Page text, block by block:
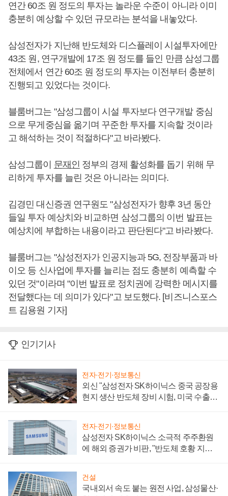
연간 60조 원 정도의 투자는 놀라운 수준이 아니라 이미
충분히 예상할 수 있던 규모라는 분석을 내놓았다.
삼성전자가 지난해 반도체와 디스플레이 시설투자에만
43조 원, 연구개발에 17조 원 정도를 들인 만큼 삼성그룹
전체에서 연간 60조 원 정도의 투자는 이전부터 충분히
진행되고 있었다는 것이다.
블룸버그는 "삼성그룹이 시설 투자보다 연구개발 중심
으로 무게중심을 옮기며 꾸준한 투자를 지속할 것이라
고 해석하는 것이 적절하다"고 바라봤다.
삼성그룹이 문재인 정부의 경제 활성화를 돕기 위해 무
리하게 투자를 늘린 것은 아니라는 의미다.
김경민 대신증권 연구원도 "삼성전자가 향후 3년 동안
들일 투자 예상치와 비교하면 삼성그룹의 이번 발표는
예상치에 부합하는 내용이라고 판단된다"고 바라봤다.
블룸버그는 "삼성전자가 인공지능과 5G, 전장부품과 바
이오 등 신사업에 투자를 늘리는 점도 충분히 예측할 수
있던 것"이라며 "이번 발표로 정치권에 강력한 메시지를
전달했다는 데 의미가 있다"고 보도했다. [비즈니스포스
트 김용원 기자]
인기기사
전자·전기·정보통신
외신 "삼성전자 SK하이닉스 중국 공장용
현지 생산 반도체 장비 시험, 미국 수출통
전자·전기·정보통신
삼성전자 SK하이닉스 소극적 주주환원
에 해외 증권가 비판, "반도체 호황 지속
건설
국내외서 속도 붙는 원전 사업, 삼성물산·